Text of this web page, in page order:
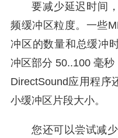
要减少延迟时间
频缓冲区粒度。一些
冲区的数量和总缓冲
冲区部分 50..100 毫秒
DirectSound应用程序
小缓冲区片段大小。
您还可以尝试减